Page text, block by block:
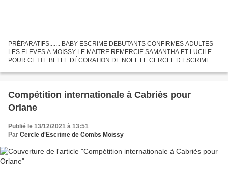
PRÉPARATIFS....... BABY ESCRIME DEBUTANTS CONFIRMES ADULTES
LES ELEVES A MOISSY LE MAITRE REMERCIE SAMANTHA ET LUCILE
POUR CETTE BELLE DÉCORATION DE NOEL LE CERCLE D ESCRIME
PRESIDENTE VOUS SOUHAITE...
Compétition internationale à Cabriès pour
Orlane
Publié le 13/12/2021 à 13:51
Par Cercle d'Escrime de Combs Moissy